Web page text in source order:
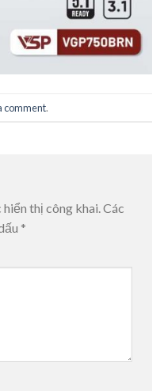
comment.
thị công khai.Các
*